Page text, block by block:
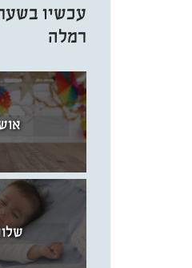
עכשיו
רמלה